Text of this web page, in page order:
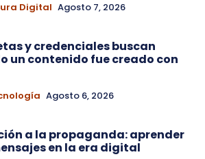
Digital Agosto 7, 2026
y credenciales buscan
un contenido fue creado con
Agosto 6, 2026
a la propaganda: aprender
en la era digital